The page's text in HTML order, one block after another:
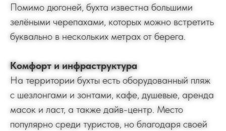
Помимо дюгоней, бухта известна большими
зелёными черепахами, которых можно встретить
буквально в нескольких метрах от берега.
Комфорт и инфраструктура
На территории бухты есть оборудованный пляж
с шезлонгами и зонтами, кафе, душевые, аренда
масок и ласт, а также дайв-центр. Место
популярно среди туристов, но благодаря своей